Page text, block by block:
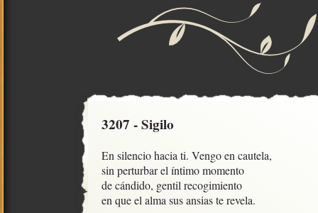
3207 - Sigilo
En silencio hacia ti. Vengo en cautela,
sin perturbar el íntimo momento
de cándido, gentil recogimiento
en que el alma sus ansias te revela.